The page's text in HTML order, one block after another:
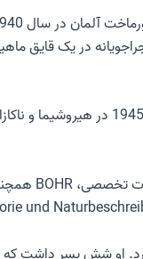
در یک قایق